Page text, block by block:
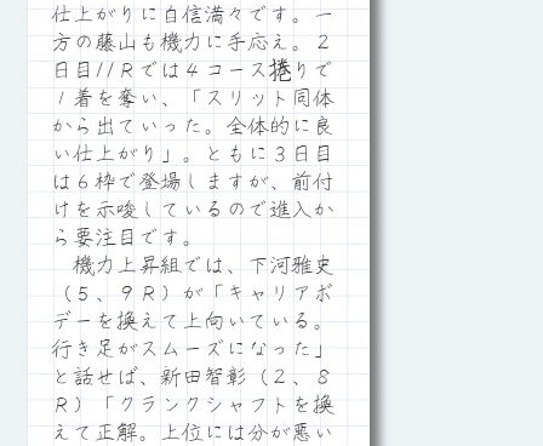
仕上がりに自信満々です。一
方の藤山も機力に手応え。２
日目11Ｒでは４コース捲りで
１着を奪い、「スリット同体
から出ていった。全体的に良
い仕上がり」。ともに３日目
は６枠で登場しますが、前付
けを示唆しているので進入か
ら要注目です。
機力上昇組では、下河雅史
（５、９Ｒ）が「キャリアボ
デーを換えて上向いている。
行き足がスムーズになった」
と話せば、新田智彰（２、８
Ｒ）「クランクシャフトを換
えて正解。上位には分が悪い